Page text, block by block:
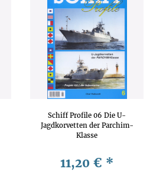
Schiff Profile 06 Die U-
Jagdkorvetten der Parchim-
Klasse
11,20 € *